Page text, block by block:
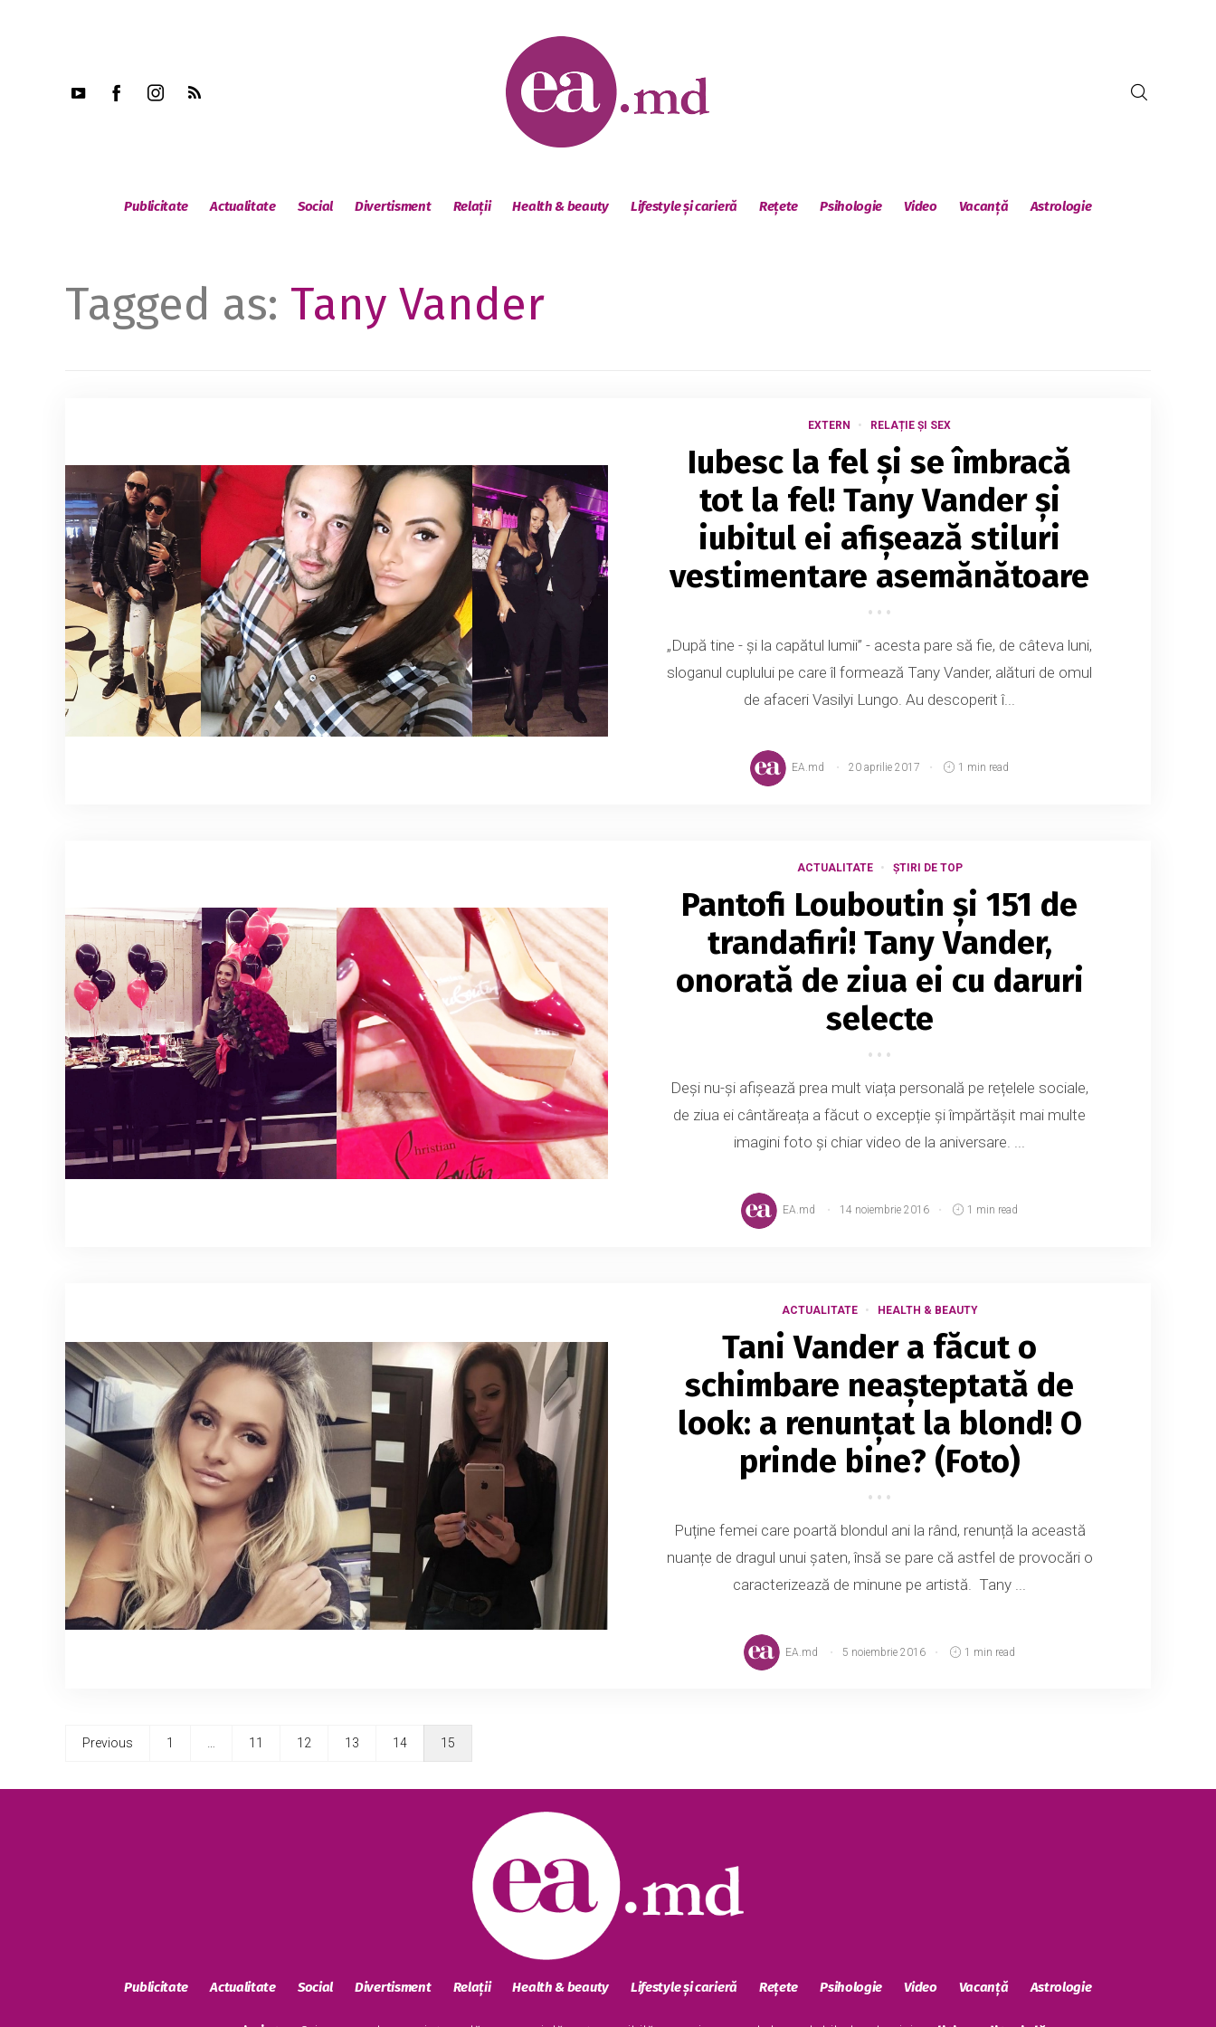
Publicitate Actualitate Social Divertisment Relații Health & beauty Lifestyle și carieră Rețete Psihologie Video Vacanță Astrologie
Tagged as: Tany Vander
EXTERN RELAȚIE ȘI SEX
Iubesc la fel și se îmbracă
tot la fel! Tany Vander și
iubitul ei afișează stiluri
vestimentare asemănătoare
„După tine - și la capătul lumii” - acesta pare să fie, de câteva luni,
sloganul cuplului pe care îl formează Tany Vander, alături de omul
de afaceri Vasilyi Lungo. Au descoperit î...
EA.md 20 aprilie 2017 1 min read
ACTUALITATE ȘTIRI DE TOP
Pantofi Louboutin și 151 de
trandafiri! Tany Vander,
onorată de ziua ei cu daruri
selecte
Deși nu-și afișează prea mult viața personală pe rețelele sociale,
de ziua ei cântăreața a făcut o excepție și împărtășit mai multe
imagini foto și chiar video de la aniversare. ...
EA.md 14 noiembrie 2016 1 min read
ACTUALITATE HEALTH & BEAUTY
Tani Vander a făcut o
schimbare neașteptată de
look: a renunțat la blond! O
prinde bine? (Foto)
Puține femei care poartă blondul ani la rând, renunță la această
nuanțe de dragul unui șaten, însă se pare că astfel de provocări o
caracterizează de minune pe artistă. Tany ...
EA.md 5 noiembrie 2016 1 min read
Previous 1 … 11 12 13 14 15
Publicitate Actualitate Social Divertisment Relații Health & beauty Lifestyle și carieră Rețete Psihologie Video Vacanță Astrologie